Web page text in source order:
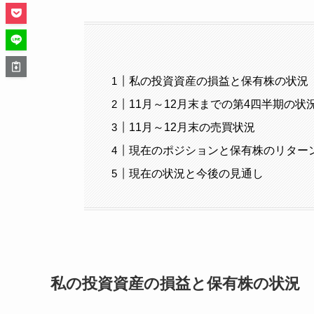
私の投資資産の損益と保有株の状況
11月～12月末までの第4四半期の状
11月～12月末の売買状況
現在のポジションと保有株のリター
現在の状況と今後の見通し
私の投資資産の損益と保有株の状況